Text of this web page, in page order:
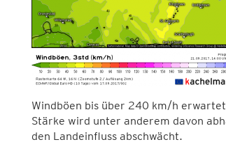
Windböen bis über 240 km/h
Stärke wird unter anderem davon
den Landeinfluss abschwächt.